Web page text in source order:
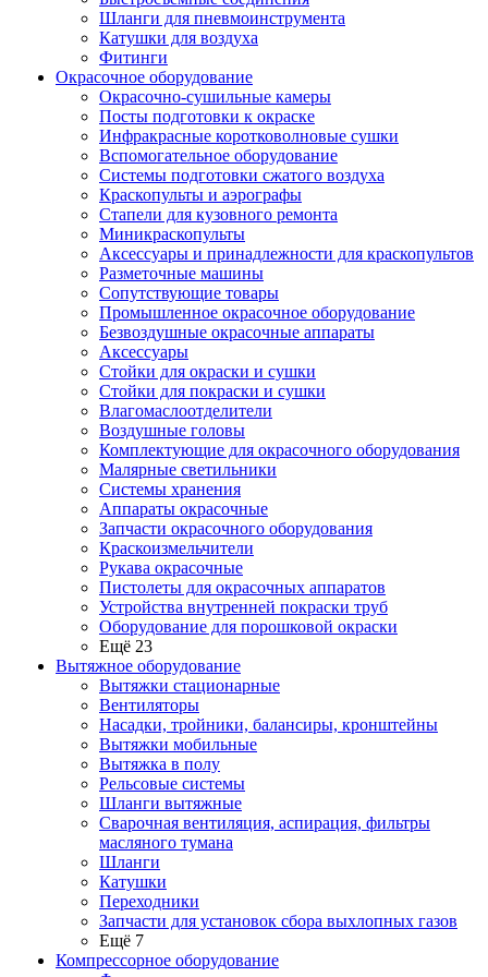
Шланги для пневмоинструмента
Катушки для воздуха
Фитинги
Окрасочное оборудование
Окрасочно-сушильные камеры
Посты подготовки к окраске
Инфракрасные коротковолновые сушки
Вспомогательное оборудование
Системы подготовки сжатого воздуха
Краскопульты и аэрографы
Стапели для кузовного ремонта
Миникраскопульты
Аксессуары и принадлежности для краскопультов
Разметочные машины
Сопутствующие товары
Промышленное окрасочное оборудование
Безвоздушные окрасочные аппараты
Аксессуары
Стойки для окраски и сушки
Стойки для покраски и сушки
Влагомаслоотделители
Воздушные головы
Комплектующие для окрасочного оборудования
Малярные светильники
Системы хранения
Аппараты окрасочные
Запчасти окрасочного оборудования
Краскоизмельчители
Рукава окрасочные
Пистолеты для окрасочных аппаратов
Устройства внутренней покраски труб
Оборудование для порошковой окраски
Ещё 23
Вытяжное оборудование
Вытяжки стационарные
Вентиляторы
Насадки, тройники, балансиры, кронштейны
Вытяжки мобильные
Вытяжка в полу
Рельсовые системы
Шланги вытяжные
Сварочная вентиляция, аспирация, фильтры
масляного тумана
Шланги
Катушки
Переходники
Запчасти для установок сбора выхлопных газов
Ещё 7
Компрессорное оборудование